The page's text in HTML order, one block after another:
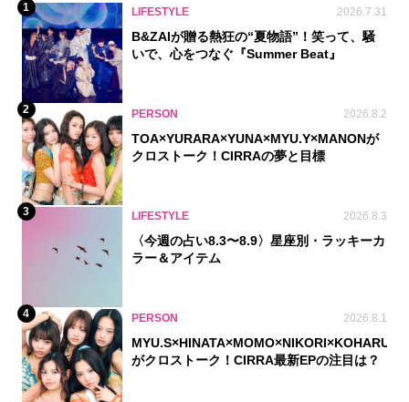
1 LIFESTYLE 2026.7.31
B&ZAIが贈る熱狂の“夏物語”！笑って、騒
いで、心をつなぐ『Summer Beat』
2 PERSON 2026.8.2
TOA×YURARA×YUNA×MYU.Y×MANONが
クロストーク！CIRRAの夢と目標
3 LIFESTYLE 2026.8.3
〈今週の占い8.3〜8.9〉星座別・ラッキーカ
ラー＆アイテム
4 PERSON 2026.8.1
MYU.S×HINATA×MOMO×NIKORI×KOHARU
がクロストーク！CIRRA最新EPの注目は？